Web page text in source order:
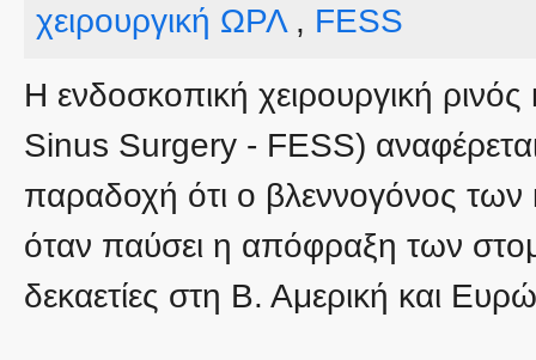
χειρουργική ΩΡΛ, FESS
Η ενδοσκοπική χειρουργική
Sinus Surgery - FESS) αναφέρεται
παραδοχή ότι ο βλεννογόνος των
όταν παύσει η απόφραξη των
δεκαετίες στη Β. Αμερική και